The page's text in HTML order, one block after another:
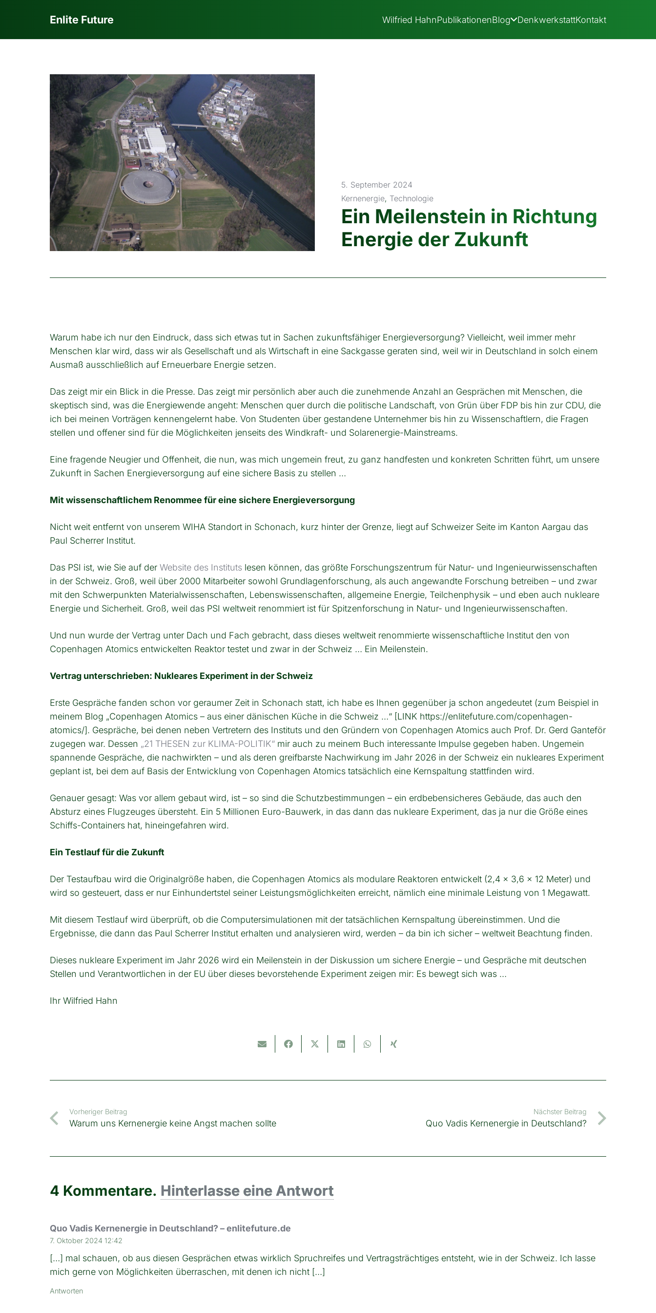
Enlite Future Wilfried HahnPublikationenBlog DenkwerkstattKontakt
5. September 2024
Kernenergie, Technologie
Ein Meilenstein in Richtung
Energie der Zukunft
Warum habe ich nur den Eindruck, dass sich etwas tut in Sachen zukunftsfähiger Energieversorgung? Vielleicht, weil immer mehr
Menschen klar wird, dass wir als Gesellschaft und als Wirtschaft in eine Sackgasse geraten sind, weil wir in Deutschland in solch einem
Ausmaß ausschließlich auf Erneuerbare Energie setzen.
Das zeigt mir ein Blick in die Presse. Das zeigt mir persönlich aber auch die zunehmende Anzahl an Gesprächen mit Menschen, die
skeptisch sind, was die Energiewende angeht: Menschen quer durch die politische Landschaft, von Grün über FDP bis hin zur CDU, die
ich bei meinen Vorträgen kennengelernt habe. Von Studenten über gestandene Unternehmer bis hin zu Wissenschaftlern, die Fragen
stellen und offener sind für die Möglichkeiten jenseits des Windkraft- und Solarenergie-Mainstreams.
Eine fragende Neugier und Offenheit, die nun, was mich ungemein freut, zu ganz handfesten und konkreten Schritten führt, um unsere
Zukunft in Sachen Energieversorgung auf eine sichere Basis zu stellen …
Mit wissenschaftlichem Renommee für eine sichere Energieversorgung
Nicht weit entfernt von unserem WIHA Standort in Schonach, kurz hinter der Grenze, liegt auf Schweizer Seite im Kanton Aargau das
Paul Scherrer Institut.
Das PSI ist, wie Sie auf der Website des Instituts lesen können, das größte Forschungszentrum für Natur- und Ingenieurwissenschaften
in der Schweiz. Groß, weil über 2000 Mitarbeiter sowohl Grundlagenforschung, als auch angewandte Forschung betreiben – und zwar
mit den Schwerpunkten Materialwissenschaften, Lebenswissenschaften, allgemeine Energie, Teilchenphysik – und eben auch nukleare
Energie und Sicherheit. Groß, weil das PSI weltweit renommiert ist für Spitzenforschung in Natur- und Ingenieurwissenschaften.
Und nun wurde der Vertrag unter Dach und Fach gebracht, dass dieses weltweit renommierte wissenschaftliche Institut den von
Copenhagen Atomics entwickelten Reaktor testet und zwar in der Schweiz … Ein Meilenstein.
Vertrag unterschrieben: Nukleares Experiment in der Schweiz
Erste Gespräche fanden schon vor geraumer Zeit in Schonach statt, ich habe es Ihnen gegenüber ja schon angedeutet (zum Beispiel in
meinem Blog „Copenhagen Atomics – aus einer dänischen Küche in die Schweiz …“ [LINK https://enlitefuture.com/copenhagen-
atomics/]. Gespräche, bei denen neben Vertretern des Instituts und den Gründern von Copenhagen Atomics auch Prof. Dr. Gerd Ganteför
zugegen war. Dessen „21 THESEN zur KLIMA-POLITIK“ mir auch zu meinem Buch interessante Impulse gegeben haben. Ungemein
spannende Gespräche, die nachwirkten – und als deren greifbarste Nachwirkung im Jahr 2026 in der Schweiz ein nukleares Experiment
geplant ist, bei dem auf Basis der Entwicklung von Copenhagen Atomics tatsächlich eine Kernspaltung stattfinden wird.
Genauer gesagt: Was vor allem gebaut wird, ist – so sind die Schutzbestimmungen – ein erdbebensicheres Gebäude, das auch den
Absturz eines Flugzeuges übersteht. Ein 5 Millionen Euro-Bauwerk, in das dann das nukleare Experiment, das ja nur die Größe eines
Schiffs-Containers hat, hineingefahren wird.
Ein Testlauf für die Zukunft
Der Testaufbau wird die Originalgröße haben, die Copenhagen Atomics als modulare Reaktoren entwickelt (2,4 x 3,6 x 12 Meter) und
wird so gesteuert, dass er nur Einhundertstel seiner Leistungsmöglichkeiten erreicht, nämlich eine minimale Leistung von 1 Megawatt.
Mit diesem Testlauf wird überprüft, ob die Computersimulationen mit der tatsächlichen Kernspaltung übereinstimmen. Und die
Ergebnisse, die dann das Paul Scherrer Institut erhalten und analysieren wird, werden – da bin ich sicher – weltweit Beachtung finden.
Dieses nukleare Experiment im Jahr 2026 wird ein Meilenstein in der Diskussion um sichere Energie – und Gespräche mit deutschen
Stellen und Verantwortlichen in der EU über dieses bevorstehende Experiment zeigen mir: Es bewegt sich was …
Ihr Wilfried Hahn
Vorheriger Beitrag
Warum uns Kernenergie keine Angst machen sollte
Nächster Beitrag
Quo Vadis Kernenergie in Deutschland?
4 Kommentare. Hinterlasse eine Antwort
Quo Vadis Kernenergie in Deutschland? – enlitefuture.de
7. Oktober 2024 12:42
[…] mal schauen, ob aus diesen Gesprächen etwas wirklich Spruchreifes und Vertragsträchtiges entsteht, wie in der Schweiz. Ich lasse
mich gerne von Möglichkeiten überraschen, mit denen ich nicht […]
Antworten